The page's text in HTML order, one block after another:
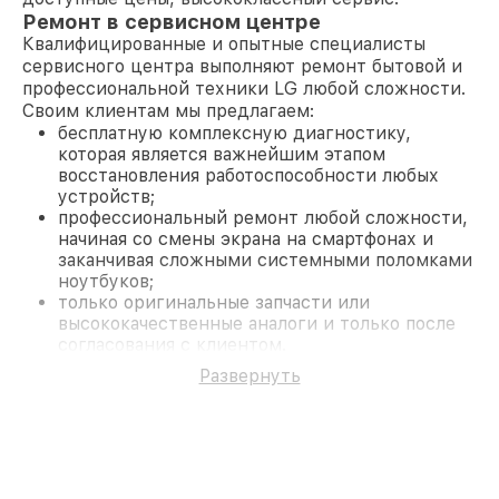
Ремонт в сервисном центре
Квалифицированные и опытные специалисты
сервисного центра выполняют ремонт бытовой и
профессиональной техники LG любой сложности.
Своим клиентам мы предлагаем:
бесплатную комплексную диагностику,
которая является важнейшим этапом
восстановления работоспособности любых
устройств;
профессиональный ремонт любой сложности,
начиная со смены экрана на смартфонах и
заканчивая сложными системными поломками
ноутбуков;
только оригинальные запчасти или
высококачественные аналоги и только после
согласования с клиентом.
На все работы и замененные комплектующие
предоставляется длительная гарантия. В случае
Развернуть